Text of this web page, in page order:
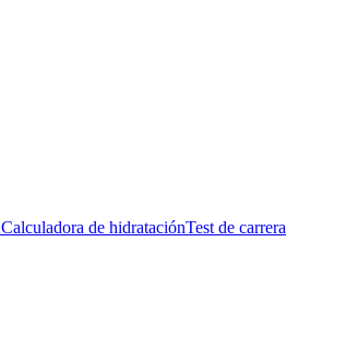
Calculadora de hidrataciónTest de carrera